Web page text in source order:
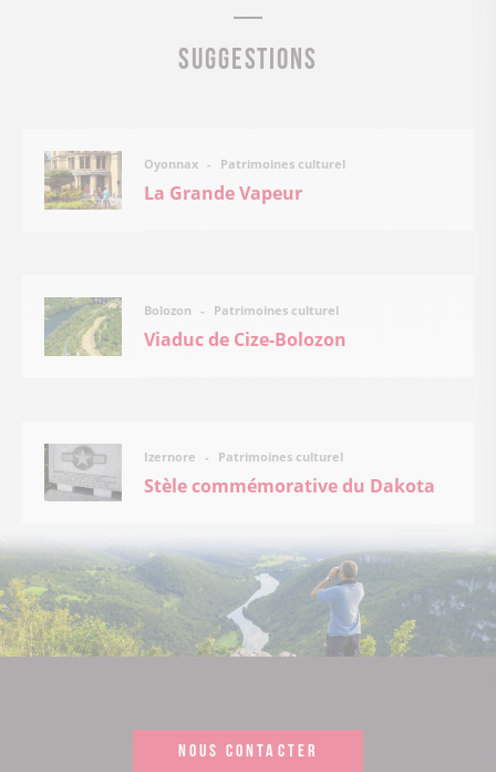
Suggestions
Oyonnax Patrimoines culturel
La Grande Vapeur
Bolozon Patrimoines culturel
Viaduc de Cize-Bolozon
Izernore Patrimoines culturel
Stèle commémorative du Dakota
NOUS CONTACTER